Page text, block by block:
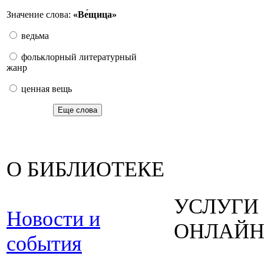
Значение слова: «Ве́щица»
ведьма
фольклорный литературный
жанр
ценная вещь
Еще слова
О БИБЛИОТЕКЕ
Новости и
события
УСЛУГИ
ОНЛАЙН